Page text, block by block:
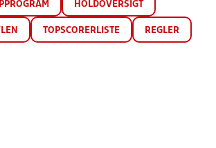
HOLDOVERSIGT
TOPSCORERLISTE REGLER